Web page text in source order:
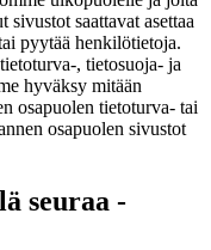
saattavat asettaa
pyytää henkilötietoja.
, tietosuoja- ja
hyväksy mitään
osapuolen tietoturva- tai
osapuolen sivustot
seuraa -